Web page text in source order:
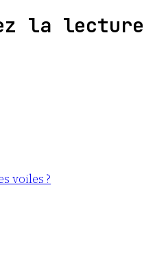
la lecture
voiles ?